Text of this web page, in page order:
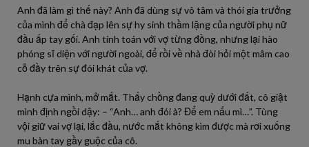
Anh đã làm gì thế này? Anh đã dùng sự vô tâm và thói gia trưởng
của mình để chà đạp lên sự hy sinh thầm lặng của người phụ nữ
đầu ấp tay gối. Anh tính toán với vợ từng đồng, nhưng lại hào
phóng sĩ diện với người ngoài, để rồi về nhà đòi hỏi một mâm cao
cỗ đầy trên sự đói khát của vợ.
Hạnh cựa mình, mở mắt. Thấy chồng đang quỳ dưới đất, cô giật
mình định ngồi dậy: – “Anh… anh đói à? Để em nấu mì…”. Tùng
vội giữ vai vợ lại, lắc đầu, nước mắt không kìm được mà rơi xuống
mu bàn tay gầy guộc của cô.